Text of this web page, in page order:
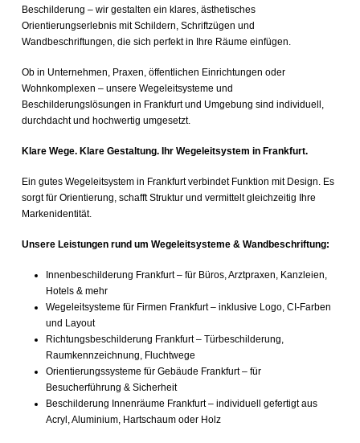
Beschilderung – wir gestalten ein klares, ästhetisches
Orientierungserlebnis mit Schildern, Schriftzügen und
Wandbeschriftungen, die sich perfekt in Ihre Räume einfügen.
Ob in Unternehmen, Praxen, öffentlichen Einrichtungen oder
Wohnkomplexen – unsere Wegeleitsysteme und
Beschilderungslösungen in Frankfurt und Umgebung sind individuell,
durchdacht und hochwertig umgesetzt.
Klare Wege. Klare Gestaltung. Ihr Wegeleitsystem in Frankfurt.
Ein gutes Wegeleitsystem in Frankfurt verbindet Funktion mit Design. Es
sorgt für Orientierung, schafft Struktur und vermittelt gleichzeitig Ihre
Markenidentität.
Unsere Leistungen rund um Wegeleitsysteme & Wandbeschriftung:
Innenbeschilderung Frankfurt – für Büros, Arztpraxen, Kanzleien,
Hotels & mehr
Wegeleitsysteme für Firmen Frankfurt – inklusive Logo, CI-Farben
und Layout
Richtungsbeschilderung Frankfurt – Türbeschilderung,
Raumkennzeichnung, Fluchtwege
Orientierungssysteme für Gebäude Frankfurt – für
Besucherführung & Sicherheit
Beschilderung Innenräume Frankfurt – individuell gefertigt aus
Acryl, Aluminium, Hartschaum oder Holz